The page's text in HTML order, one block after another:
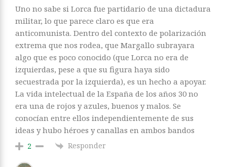
Uno no sabe si Lorca fue partidario de una dictadura
militar, lo que parece claro es que era
anticomunista. Dentro del contexto de polarización
extrema que nos rodea, que Margallo subrayara
algo que es poco conocido (que Lorca no era de
izquierdas, pese a que su figura haya sido
secuestrada por la izquierda), es un hecho a apoyar.
La vida intelectual de la España de los años 30 no
era una de rojos y azules, buenos y malos. Se
conocían entre ellos independientemente de sus
ideas y hubo héroes y canallas en ambos bandos
2 Responder